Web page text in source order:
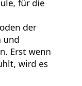
für die
der
und
Erst wenn
wird es